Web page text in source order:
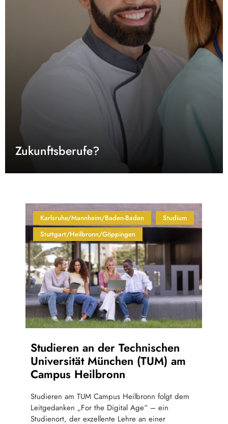
Zukunftsberufe?
Karlsruhe/Mannheim/Baden-Baden
Studium
Stuttgart/Heilbronn/Göppingen
Studieren an der Technischen
Universität München (TUM) am
Campus Heilbronn
Studieren am TUM Campus Heilbronn folgt dem
Leitgedanken „For the Digital Age“ – ein
Studienort, der exzellente Lehre an einer